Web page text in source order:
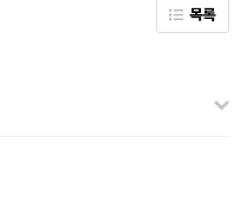
목록